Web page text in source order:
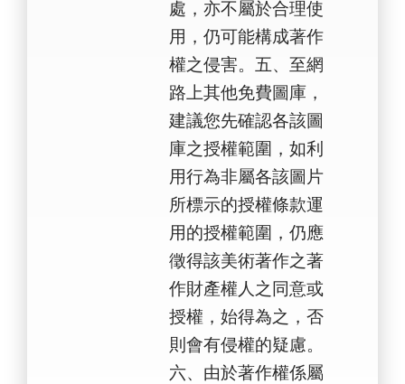
處，亦不屬於合理使
用，仍可能構成著作
權之侵害。五、至網
路上其他免費圖庫，
建議您先確認各該圖
庫之授權範圍，如利
用行為非屬各該圖片
所標示的授權條款運
用的授權範圍，仍應
徵得該美術著作之著
作財產權人之同意或
授權，始得為之，否
則會有侵權的疑慮。
六、由於著作權係屬